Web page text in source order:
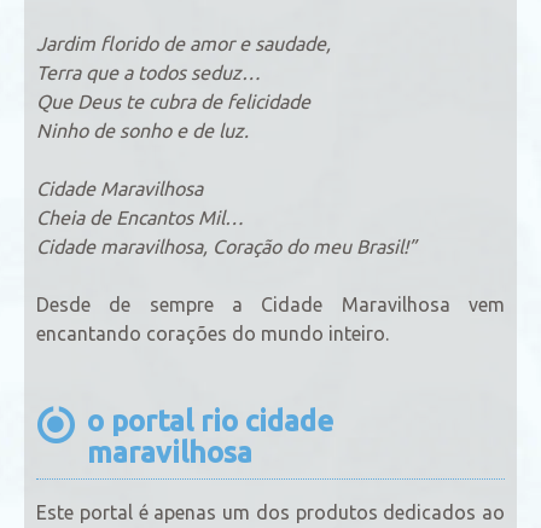
Jardim florido de amor e saudade,
Terra que a todos seduz…
Que Deus te cubra de felicidade
Ninho de sonho e de luz.
Cidade Maravilhosa
Cheia de Encantos Mil…
Cidade maravilhosa, Coração do meu Brasil!”
Desde de sempre a Cidade Maravilhosa vem
encantando corações do mundo inteiro.
o portal rio cidade
maravilhosa
Este portal é apenas um dos produtos dedicados ao